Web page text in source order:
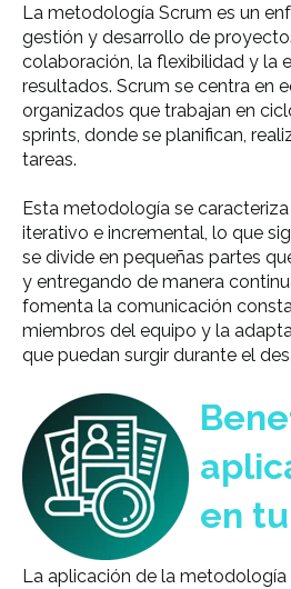
La metodología Scrum es un
gestión y desarrollo de
colaboración, la flexibilidad y la
resultados. Scrum se centra en
organizados que trabajan en
sprints, donde se planifican,
tareas.
Esta metodología se
iterativo e incremental, lo que
se divide en pequeñas partes
y entregando de manera
fomenta la comunicación
miembros del equipo y la
que puedan surgir durante el
en
La aplicación de la